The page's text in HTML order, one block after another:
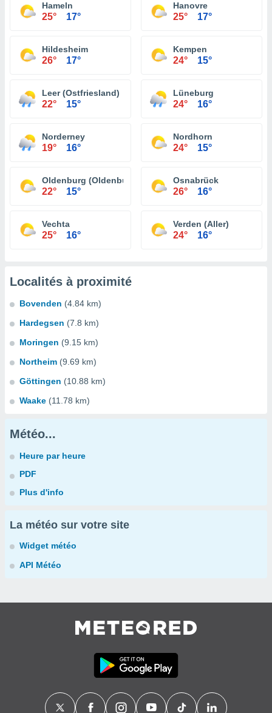
Hameln
25° 17°
Hanovre
25° 17°
Hildesheim
26° 17°
Kempen
24° 15°
Leer (Ostfriesland)
22° 15°
Lüneburg
24° 16°
Norderney
19° 16°
Nordhorn
24° 15°
Oldenburg (Oldenburg)
22° 15°
Osnabrück
26° 16°
Vechta
25° 16°
Verden (Aller)
24° 16°
Localités à proximité
Bovenden (4.84 km)
Hardegsen (7.8 km)
Moringen (9.15 km)
Northeim (9.69 km)
Göttingen (10.88 km)
Waake (11.78 km)
Météo...
Heure par heure
PDF
Plus d'info
La météo sur votre site
Widget météo
API Météo